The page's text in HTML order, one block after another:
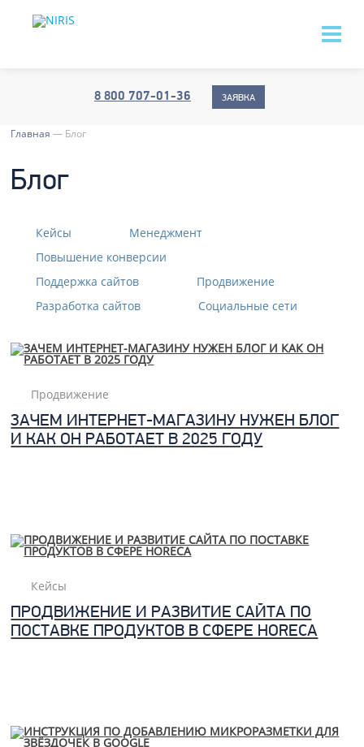
8 800 707-01-36 ЗАЯВКА
Главная — Блог
Блог
Кейсы
Менеджмент
Повышение конверсии
Поддержка сайтов
Продвижение
Разработка сайтов
Социальные сети
Продвижение
ЗАЧЕМ ИНТЕРНЕТ-МАГАЗИНУ НУЖЕН БЛОГ
И КАК ОН РАБОТАЕТ В 2025 ГОДУ
Кейсы
ПРОДВИЖЕНИЕ И РАЗВИТИЕ САЙТА ПО
ПОСТАВКЕ ПРОДУКТОВ В СФЕРЕ HORECA